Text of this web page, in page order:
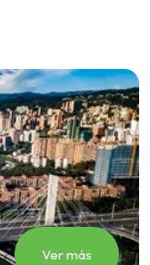
Ver más